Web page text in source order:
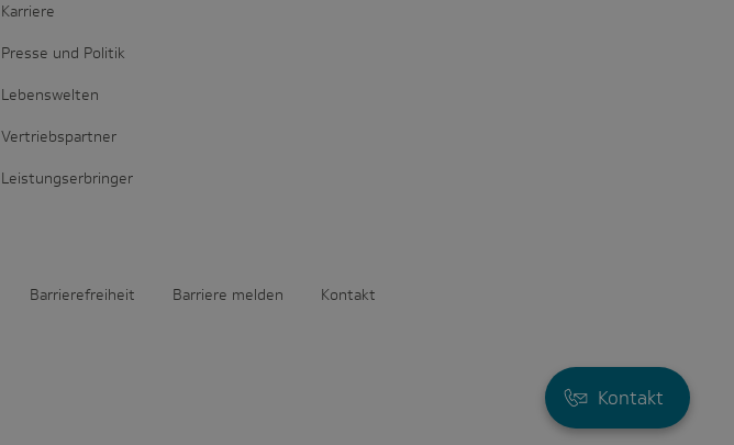
Kontakt
Karriere
Presse und Politik
Lebenswelten
Vertriebspartner
Leistungserbringer
Barrierefreiheit Barriere melden Kontakt